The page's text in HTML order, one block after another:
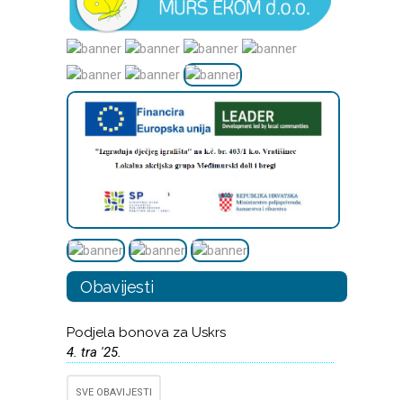
Obavijesti
Podjela bonova za Uskrs
4. tra '25.
SVE OBAVIJESTI